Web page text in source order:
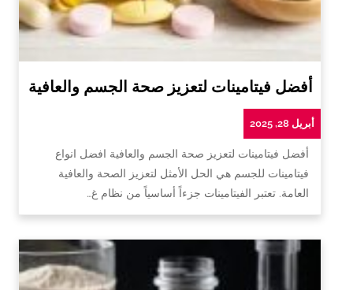
أفضل فيتامينات لتعزيز صحة الجسم والعافية
أبريل 28, 2025
أفضل فيتامينات لتعزيز صحة الجسم والعافية افضل انواع
فيتامينات للجسم هي الحل الأمثل لتعزيز الصحة والعافية
العامة. تعتبر الفيتامينات جزءاً أساسياً من نظام غ…